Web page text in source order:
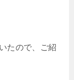
たので、ご紹